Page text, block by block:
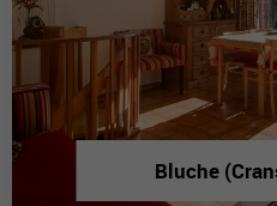
Bluche